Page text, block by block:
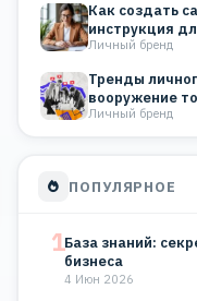
Как создать
инструкция
Личный бренд
Тренды
вооружение
Личный бренд
ПОПУЛЯРНОЕ
1База знаний:
бизнеса
4 Июн 2026